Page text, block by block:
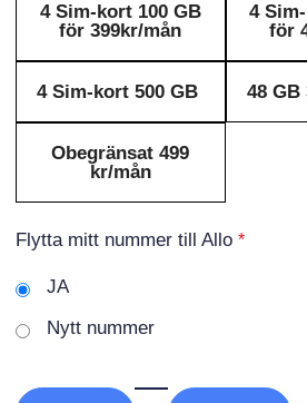
4 Sim-kort 100 GB
för 399kr/mån
4
för
4 Sim-kort 500 GB 48 GB
Obegränsat 499
kr/mån
Flytta mitt nummer till Allo *
JA
Nytt nummer